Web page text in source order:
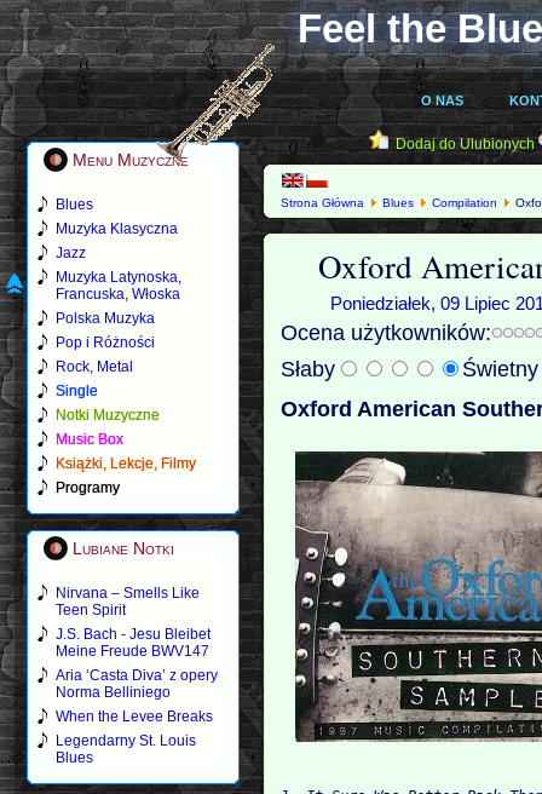
Feel the
O NAS
Menu Muzyczne
Blues
Muzyka Klasyczna
Jazz
Muzyka Latynoska,
Francuska, Włoska
Polska Muzyka
Pop i Różności
Rock, Metal
Single
Notki Muzyczne
Music Box
Książki, Lekcje, Filmy
Programy
Lubiane Notki
Nirvana – Smells Like
Teen Spirit
J.S. Bach - Jesu Bleibet
Meine Freude BWV147
Aria ‘Casta Diva’ z opery
Norma Belliniego
When the Levee Breaks
Legendarny St. Louis
Blues
Dodaj do Ulubionych
Strona Główna Blues Compilation
Oxford
Poniedziałek, 09 Lipiec
Ocena użytkowników:
Słaby
Oxford American